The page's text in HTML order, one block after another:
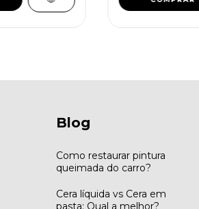
Blog
Como restaurar pintura
queimada do carro?
Cera líquida vs Cera em
pasta: Qual a melhor?